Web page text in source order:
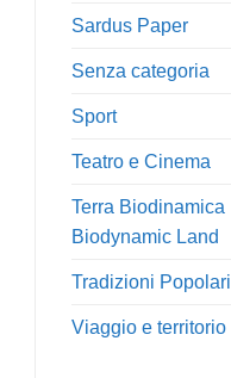
Sardus Paper
Senza categoria
Sport
Teatro e Cinema
Terra Biodinamica
Biodynamic Land
Tradizioni Popolari
Viaggio e territorio